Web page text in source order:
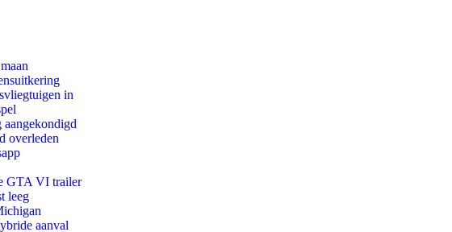
in
overleden
GTA VI trailer
leeg
aanval